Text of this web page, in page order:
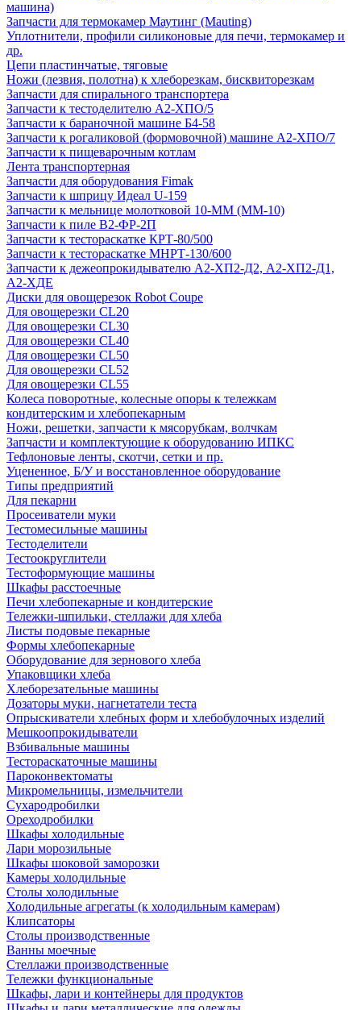
машина)
Запчасти для термокамер Маутинг (Mauting)
Уплотнители, профили силиконовые для печи, термокамер и
др.
Цепи пластинчатые, тяговые
Ножи (лезвия, полотна) к хлеборезкам, бисквиторезкам
Запчасти для спирального транспортера
Запчасти к тестоделителю А2-ХПО/5
Запчасти к бараночной машине Б4-58
Запчасти к рогаликовой (формовочной) машине А2-ХПО/7
Запчасти к пищеварочным котлам
Лента транспортерная
Запчасти для оборудования Fimak
Запчасти к шприцу Идеал U-159
Запчасти к мельнице молотковой 10-ММ (ММ-10)
Запчасти к пиле В2-ФР-2П
Запчасти к тестораскатке КРТ-80/500
Запчасти к тестораскатке МНРТ-130/600
Запчасти к деже­опрокидывателю А2-ХП2-Д2, А2-ХП2-Д1,
А2-ХДЕ
Диски для овощерезок Robot Coupe
Для овощерезки CL20
Для овощерезки CL30
Для овощерезки CL40
Для овощерезки CL50
Для овощерезки CL52
Для овощерезки CL55
Колеса поворотные, колесные опоры к тележкам
кондитерским и хлебопекарным
Ножи, решетки, запчасти к мясорубкам, волчкам
Запчасти и комплектующие к оборудованию ИПКС
Тефлоновые ленты, скотчи, сетки и пр.
Уцененное, Б/У и восстановленное оборудование
Типы предприятий
Для пекарни
Просеиватели муки
Тестомесильные машины
Тестоделители
Тестоокруглители
Тестоформующие машины
Шкафы расстоечные
Печи хлебопекарные и кондитерские
Тележки-шпильки, стеллажи для хлеба
Листы подовые пекарные
Формы хлебопекарные
Оборудование для зернового хлеба
Упаковщики хлеба
Хлеборезательные машины
Дозаторы муки, нагнетатели теста
Опрыскиватели хлебных форм и хлебобулочных изделий
Мешкоопрокидыватели
Взбивальные машины
Тестораскаточные машины
Пароконвектоматы
Микромельницы, измельчители
Сухародробилки
Ореходробилки
Шкафы холодильные
Лари морозильные
Шкафы шоковой заморозки
Камеры холодильные
Столы холодильные
Холодильные агрегаты (к холодильным камерам)
Клипсаторы
Столы производственные
Ванны моечные
Стеллажи производственные
Тележки функциональные
Шкафы, лари и контейнеры для продуктов